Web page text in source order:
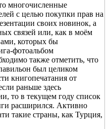
многочисленные
с целью покупки прав на
своих новинок, а
связей или, как в моём
которых бы
фотоальбом
также отметить, что
был целиком
книгопечатания от
раньше здесь
то в текущем году список
расширился. Активно
такие страны, как Турция,